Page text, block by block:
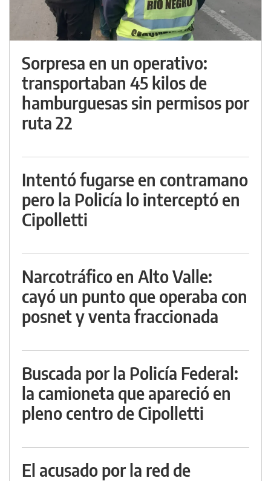
Sorpresa en un operativo:
transportaban 45 kilos de
hamburguesas sin permisos por
ruta 22
Intentó fugarse en contramano
pero la Policía lo interceptó en
Cipolletti
Narcotráfico en Alto Valle:
cayó un punto que operaba con
posnet y venta fraccionada
Buscada por la Policía Federal:
la camioneta que apareció en
pleno centro de Cipolletti
El acusado por la red de